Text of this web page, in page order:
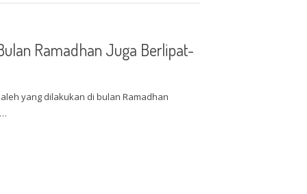
Ramadhan Juga Berlipat-
yang dilakukan di bulan Ramadhan